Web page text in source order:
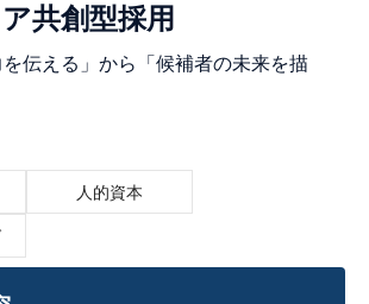
共創型採用
を伝える」から「候補者の未来を描
人的資本